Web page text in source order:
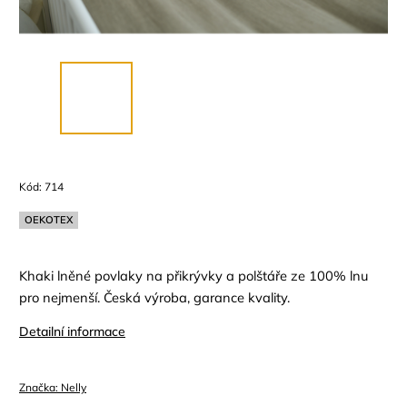
Kód: 714
OEKOTEX
Khaki lněné povlaky na přikrývky a polštáře ze 100% lnu
pro nejmenší. Česká výroba, garance kvality.
Detailní informace
Značka: Nelly